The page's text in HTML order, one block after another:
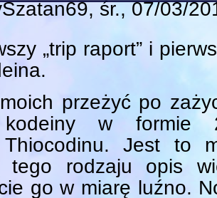
, śr., 07/03/
„trip raport” i
przeżyć po
kodeiny w formie
Jest to
tego rodzaju opis
go w miarę luźno.